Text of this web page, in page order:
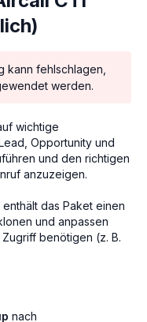
kann fehlschlagen,
werden.
wichtige
Opportunity und
und den richtigen
anzuzeigen.
das Paket einen
und anpassen
benötigen (z. B.
nach